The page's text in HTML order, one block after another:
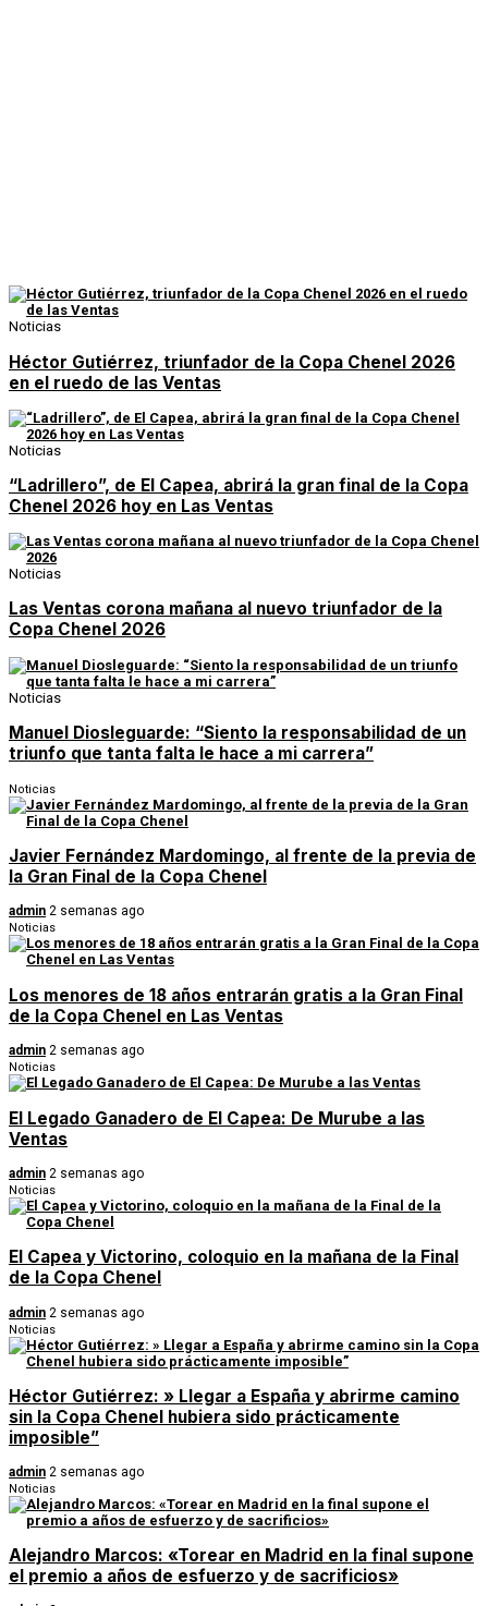
Noticias
Héctor Gutiérrez, triunfador de la Copa Chenel 2026
en el ruedo de las Ventas
Noticias
“Ladrillero”, de El Capea, abrirá la gran final de la Copa
Chenel 2026 hoy en Las Ventas
Noticias
Las Ventas corona mañana al nuevo triunfador de la
Copa Chenel 2026
Noticias
Manuel Diosleguarde: “Siento la responsabilidad de un
triunfo que tanta falta le hace a mi carrera”
Noticias
Javier Fernández Mardomingo, al frente de la previa de
la Gran Final de la Copa Chenel
admin 2 semanas ago
Noticias
Los menores de 18 años entrarán gratis a la Gran Final
de la Copa Chenel en Las Ventas
admin 2 semanas ago
Noticias
El Legado Ganadero de El Capea: De Murube a las
Ventas
admin 2 semanas ago
Noticias
El Capea y Victorino, coloquio en la mañana de la Final
de la Copa Chenel
admin 2 semanas ago
Noticias
Héctor Gutiérrez: » Llegar a España y abrirme camino
sin la Copa Chenel hubiera sido prácticamente
imposible”
admin 2 semanas ago
Noticias
Alejandro Marcos: «Torear en Madrid en la final supone
el premio a años de esfuerzo y de sacrificios»